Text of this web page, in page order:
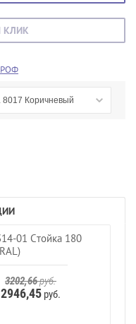
КЛИК
8017 Коричневый
01 Стойка 180
3202,66руб.
2946,45руб.